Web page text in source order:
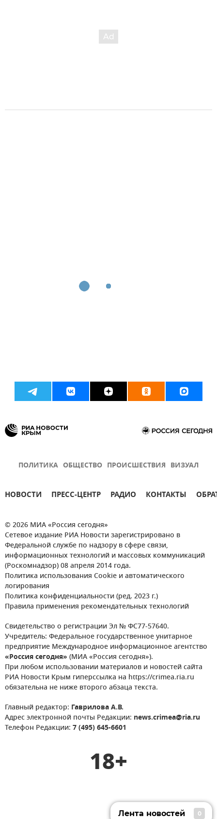
ПОЛИТИКА ОБЩЕСТВО ПРОИСШЕСТВИЯ ВИЗУАЛ
НОВОСТИ ПРЕСС-ЦЕНТР РАДИО КОНТАКТЫ
© 2026 МИА «Россия сегодня»
Сетевое издание РИА Новости зарегистрировано в
Федеральной службе по надзору в сфере связи,
информационных технологий и массовых коммуникаций
(Роскомнадзор) 08 апреля 2014 года.
Политика использования Cookie и автоматического
логирования
Политика конфиденциальности (ред. 2023 г.)
Правила применения рекомендательных технологий
Свидетельство о регистрации Эл № ФС77-57640.
Учредитель: Федеральное государственное унитарное
предприятие Международное информационное агентство
«Россия сегодня» (МИА «Россия сегодня»).
При любом использовании материалов и новостей сайта
РИА Новости Крым гиперссылка на https://crimea.ria.ru
обязательна не ниже второго абзаца текста.
Главный редактор: Гаврилова А.В.
Адрес электронной почты Редакции: news.crimea@ria.ru
Телефон Редакции: 7 (495) 645-6601
18+
Лента новостей 0